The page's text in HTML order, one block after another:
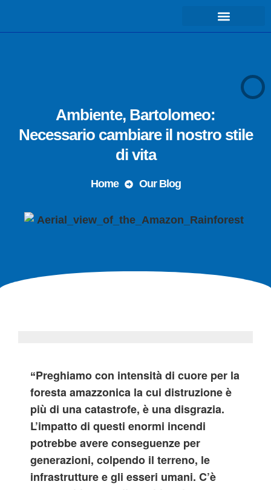
Ambiente, Bartolomeo:
Necessario cambiare il nostro stile
di vita
Home Our Blog
“Preghiamo con intensità di cuore per la
foresta amazzonica la cui distruzione è
più di una catastrofe, è una disgrazia.
L’impatto di questi enormi incendi
potrebbe avere conseguenze per
generazioni, colpendo il terreno, le
infrastrutture e gli esseri umani. C’è